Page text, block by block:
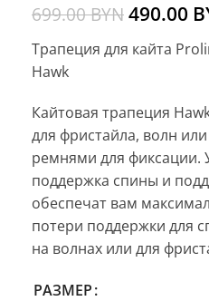
699.00BYN 490.00
Трапеция для кайта
Hawk
Кайтовая трапеция
для фристайла, волн
ремнями для фиксации.
поддержка спины и
обеспечат вам
потери поддержки для
на волнах или для
РАЗМЕР